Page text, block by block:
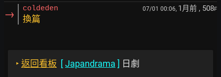
→ coldeden 07/01 00:06, 1月前 , 508F
換篇
‣ 返回看板 [Japandrama ] 日劇